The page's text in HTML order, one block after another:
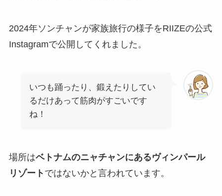
2024年ソンチャンが家族旅行の様子をRIIZEの公式
Instagramで公開してくれました。
いつも踊ったり、鍛えたりしてい
るだけあって筋肉がすごいです
ね！
場所はベトナムのニャチャンにあるヴィンパール
リゾート ではないかと言われています。